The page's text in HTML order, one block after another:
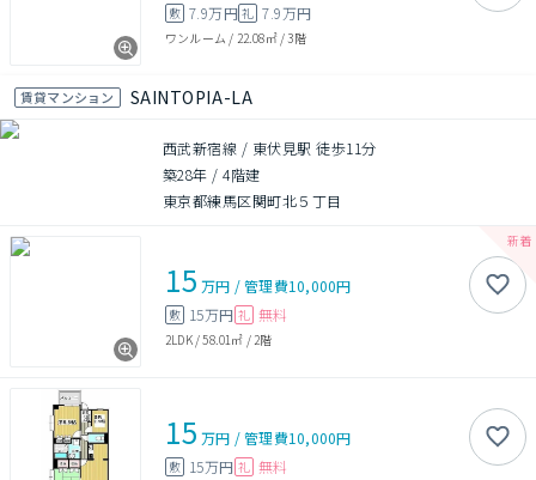
敷 7.9万円礼 7.9万円
ワンルーム / 22.08㎡/3階
賃貸マンション SAINTOPIA-LA
西武新宿線 / 東伏見駅 徒歩11分
築28年 /4階建
東京都練馬区関町北５丁目
15 万円 /管理費10,000円
敷 15万円 礼 無料
2LDK/58.01㎡ / 2階
15 万円 /管理費10,000円
敷 15万円 礼 無料